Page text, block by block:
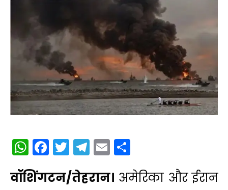
WhatsApp
Facebook
Twitter
Telegram
Email
वॉशिंगटन/तेहरान। अमेरिका और ईरान